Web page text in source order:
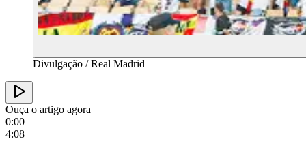
Divulgação / Real Madrid
Ouça o artigo agora
0:00
4:08